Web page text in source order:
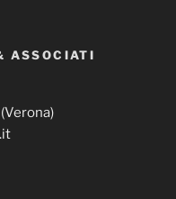
ASSOCIATI